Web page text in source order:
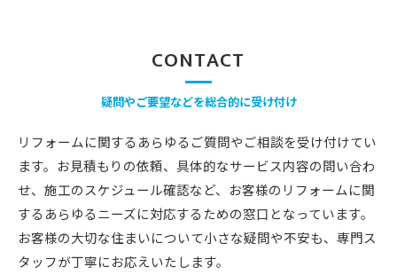
疑問やご要望などを総合的に受け付け
CONTACT
リフォームに関するあらゆるご質問やご相談を受け付けてい
ます。お見積もりの依頼、具体的なサービス内容の問い合わ
せ、施工のスケジュール確認など、お客様のリフォームに関
するあらゆるニーズに対応するための窓口となっています。
お客様の大切な住まいについて小さな疑問や不安も、専門ス
タッフが丁寧にお応えいたします。